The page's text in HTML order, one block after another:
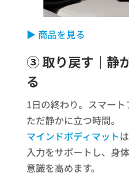
▶ 商品を見る
③ 取り戻す｜静
る
1日の終わり。スマート
ただ静かに立つ時間。
マインドボディマット
入力をサポートし、身
意識を高めます。